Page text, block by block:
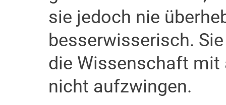
sie jedoch nie
besserwisserisch.
die Wissenschaft mit
nicht aufzwingen.